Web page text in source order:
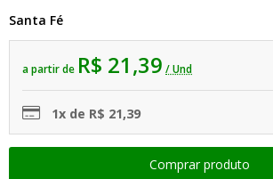
Santa Fé
a partir de R$ 21,39 / Und
1x de R$ 21,39